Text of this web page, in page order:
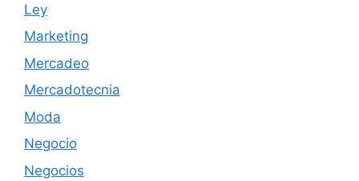
Ley
Marketing
Mercadeo
Mercadotecnia
Moda
Negocio
Negocios